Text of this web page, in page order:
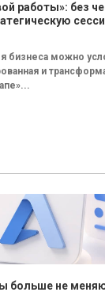
работы»: без
бизнеса можно
и
больше не